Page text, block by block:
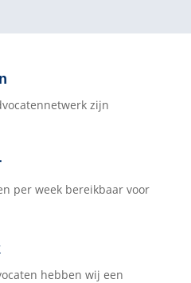
zijn
per week bereikbaar voor
hebben wij een